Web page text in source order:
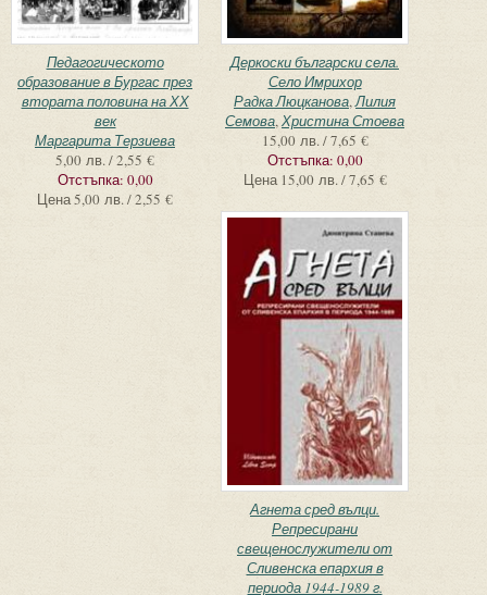
Педагогическото
образование в Бургас през
втората половина на ХХ
век
Маргарита Терзиева
5,00 лв. / 2,55 €
Отстъпка: 0,00
Цена5,00 лв. / 2,55 €
Деркоски български села.
Село Имрихор
Радка Люцканова,Лилия
Семова,Христина Стоева
15,00 лв. / 7,65 €
Отстъпка: 0,00
Цена 15,00 лв. / 7,65 €
Агнета сред вълци.
Репресирани
свещенослужители от
Сливенска епархия в
периода 1944-1989 г.